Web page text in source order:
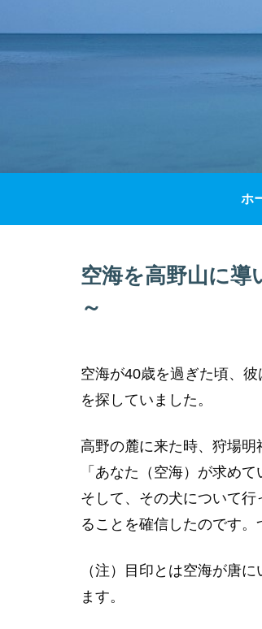
ホ
空海を高野山に
～
空海が40歳を過ぎた頃、
を探していました。
高野の麓に来た時、狩場
「あなた（空海）が求め
そして、その犬について
ることを確信したのです。
（注）目印とは空海が唐
ます。